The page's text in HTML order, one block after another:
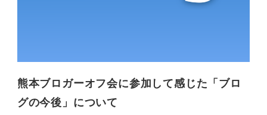
熊本ブロガーオフ会に参加して感じた「ブロ
グの今後」について